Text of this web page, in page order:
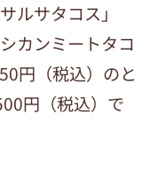
ルサタコス」
カンミートタコ
円（税込）のと
円（税込）で